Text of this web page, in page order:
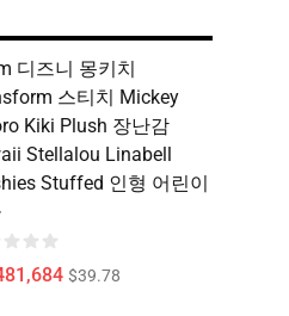
디즈니 몽키치
스티치 Mickey
Kiki Plush 장난감
Stellalou Linabell
Stuffed 인형 어린이
$39.78